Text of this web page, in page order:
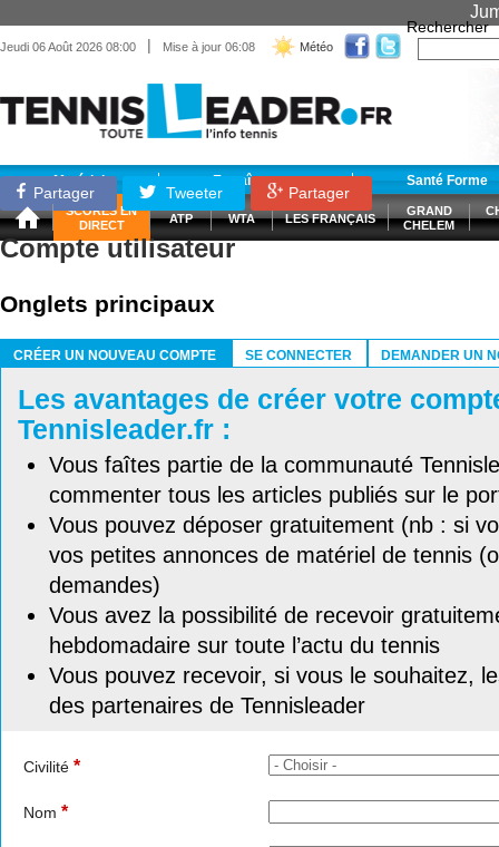
Jeudi 06 Août 2026 08:00 | Mise à jour 06:08 Météo
Rechercher
Matériel Entraînement Santé Forme
SCORES EN
DIRECT
ATP WTA LES FRANÇAIS
GRAND
CHELEM
Partager Tweeter Partager
Compte utilisateur
Onglets principaux
CRÉER UN NOUVEAU COMPTE
SE CONNECTER DEMANDER UN
Les avantages de créer votre
Tennisleader.fr :
Vous faîtes partie de la communauté
commenter tous les articles publiés sur le
Vous pouvez déposer gratuitement (nb : si
vos petites annonces de matériel de tennis
demandes)
Vous avez la possibilité de recevoir
hebdomadaire sur toute l’actu du tennis
Vous pouvez recevoir, si vous le souhaitez,
des partenaires de Tennisleader
Civilité *
Nom *